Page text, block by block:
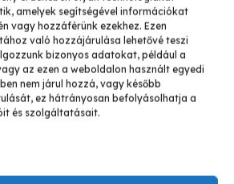
amelyek segítségével információkat
vagy hozzáférünk ezekhez. Ezen
való hozzájárulása lehetővé teszi
bizonyos adatokat, például a
az ezen a weboldalon használt egyedi
nem járul hozzá, vagy később
ez hátrányosan befolyásolhatja a
és szolgáltatásait.
Kosárba teszem